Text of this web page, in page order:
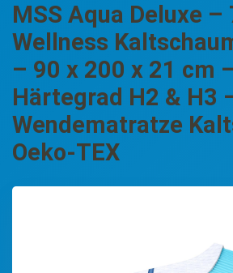
MSS Aqua Deluxe –
Wellness
– 90 x 200 x 21 cm
Härtegrad H2 & H3
Wendematratze
Oeko-TEX